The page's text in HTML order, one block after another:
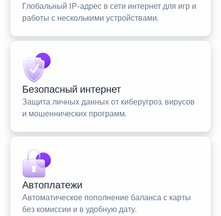
Глобальный IP-адрес в сети интернет для игр и
работы с несколькими устройствами.
Безопасный интернет
Защита личных данных от киберугроз, вирусов
и мошеннических программ.
Автоплатежи
Автоматическое пополнение баланса с карты
без комиссии и в удобную дату.